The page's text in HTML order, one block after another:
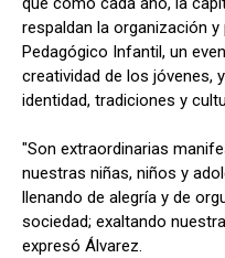
respaldan la organización
Pedagógico Infantil, un
creatividad de los jóvenes,
identidad, tradiciones y
"Son extraordinarias
nuestras niñas, niños y
llenando de alegría y de
sociedad; exaltando
expresó Álvarez.